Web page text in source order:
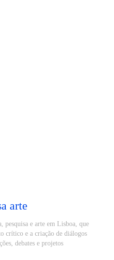
arte
pesquisa e arte em Lisboa, que
crítico e a criação de diálogos
debates e projetos